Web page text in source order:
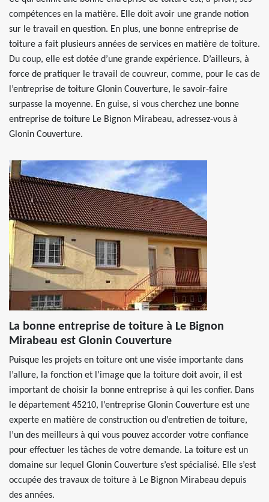
compétences en la matière. Elle doit avoir une grande notion
sur le travail en question. En plus, une bonne entreprise de
toiture a fait plusieurs années de services en matière de toiture.
Du coup, elle est dotée d’une grande expérience. D’ailleurs, à
force de pratiquer le travail de couvreur, comme, pour le cas de
l’entreprise de toiture Glonin Couverture, le savoir-faire
surpasse la moyenne. En guise, si vous cherchez une bonne
entreprise de toiture Le Bignon Mirabeau, adressez-vous à
Glonin Couverture.
La bonne entreprise de toiture à Le Bignon
Mirabeau est Glonin Couverture
Puisque les projets en toiture ont une visée importante dans
l’allure, la fonction et l’image que la toiture doit avoir, il est
important de choisir la bonne entreprise à qui les confier. Dans
le département 45210, l’entreprise Glonin Couverture est une
experte en matière de construction ou d’entretien de toiture,
l’un des meilleurs à qui vous pouvez accorder votre confiance
pour effectuer les tâches de votre demande. La toiture est un
domaine sur lequel Glonin Couverture s’est spécialisé. Elle s’est
occupée des travaux de toiture à Le Bignon Mirabeau depuis
des années.